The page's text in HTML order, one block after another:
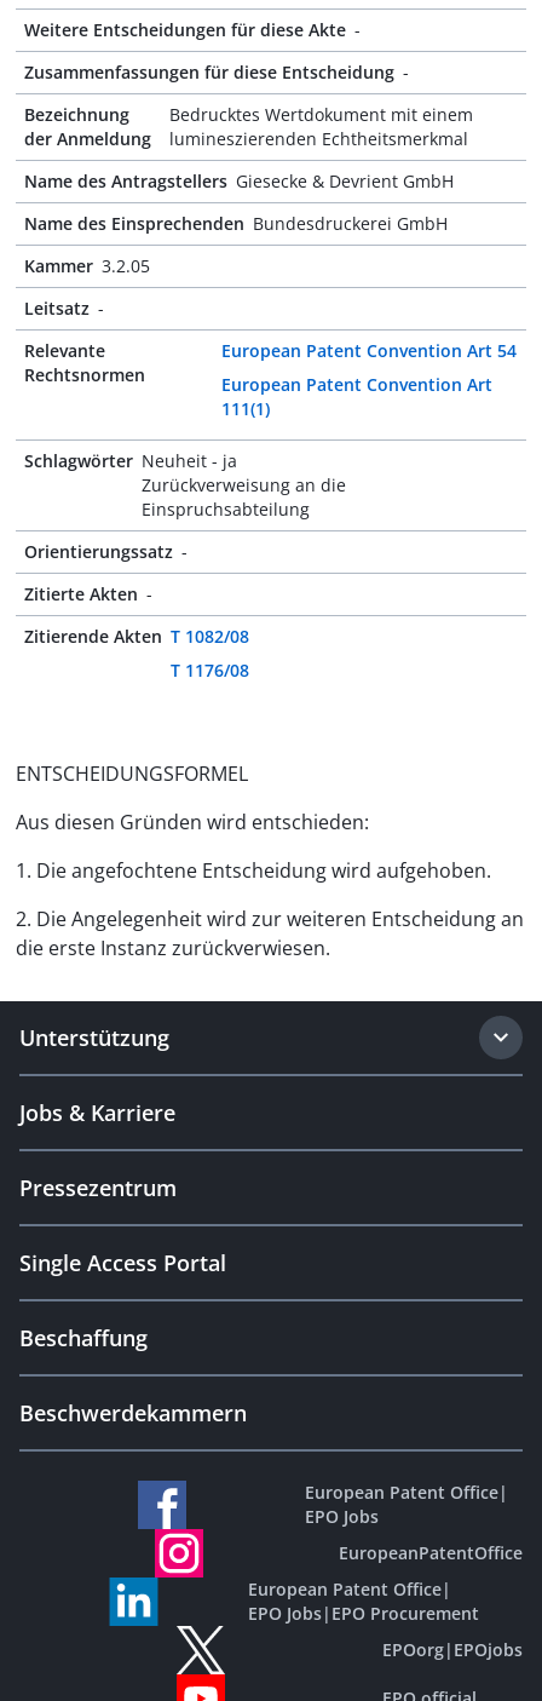
Weitere Entscheidungen für diese Akte -
Zusammenfassungen für diese Entscheidung -
Bezeichnung
der Anmeldung
Bedrucktes Wertdokument mit einem
lumineszierenden Echtheitsmerkmal
Name des Antragstellers Giesecke & Devrient GmbH
Name des Einsprechenden Bundesdruckerei GmbH
Kammer 3.2.05
Leitsatz -
Relevante
Rechtsnormen
European Patent Convention Art 54
European Patent Convention Art
111(1)
Schlagwörter Neuheit - ja
Zurückverweisung an die
Einspruchsabteilung
Orientierungssatz -
Zitierte Akten -
Zitierende Akten T 1082/08
T 1176/08
ENTSCHEIDUNGSFORMEL
Aus diesen Gründen wird entschieden:
1. Die angefochtene Entscheidung wird aufgehoben.
2. Die Angelegenheit wird zur weiteren Entscheidung an
die erste Instanz zurückverwiesen.
Unterstützung
Jobs & Karriere
Pressezentrum
Single Access Portal
Beschaffung
Beschwerdekammern
European Patent Office|
EPO Jobs
EuropeanPatentOffice
European Patent Office|
EPO Jobs| EPO Procurement
EPOorg| EPOjobs